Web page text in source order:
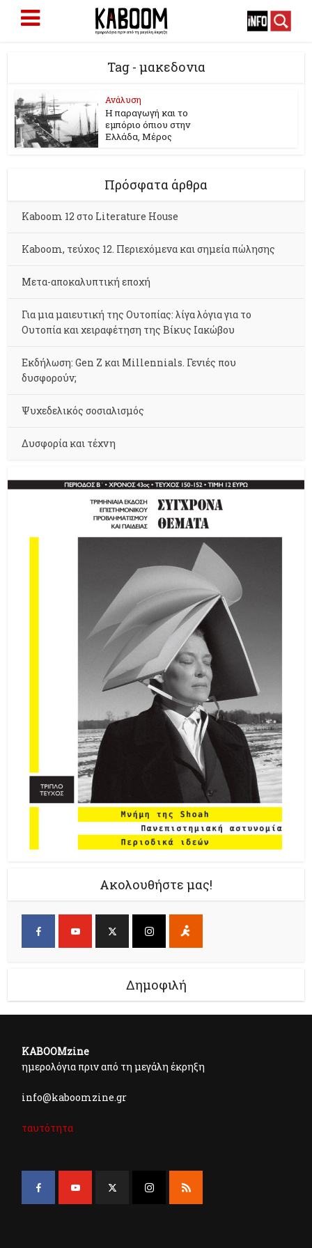
Tag - μακεδονια
Ανάλυση
Η παραγωγή και το
εμπόριο όπιου στην
Ελλάδα, Μέρος
Πρόσφατα άρθρα
Kaboom 12 στο Literature House
Kaboom, τεύχος 12. Περιεχόμενα και σημεία πώλησης
Μετα-αποκαλυπτική εποχή
Για μια μαιευτική της Ουτοπίας: λίγα λόγια για το
Ουτοπία και χειραφέτηση της Βίκυς Ιακώβου
Εκδήλωση: Gen Z και Millennials. Γενιές που
δυσφορούν;
Ψυχεδελικός σοσιαλισμός
Δυσφορία και τέχνη
Ακολουθήστε μας!
Δημοφιλή
KABOOMzine
ημερολόγια πριν από τη μεγάλη έκρηξη
info@kaboomzine.gr
ταυτότητα